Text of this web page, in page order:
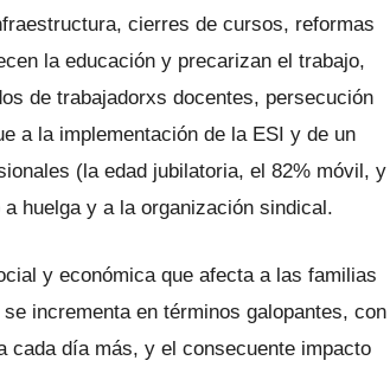
cierres de cursos, reformas
la educación y precarizan el trabajo,
de trabajadorxs docentes, persecución
a la implementación de la ESI y de un
(la edad jubilatoria, el 82% móvil, y
huelga y a la organización sindical.
y económica que afecta a las familias
incrementa en términos galopantes, con
cada día más, y el consecuente impacto